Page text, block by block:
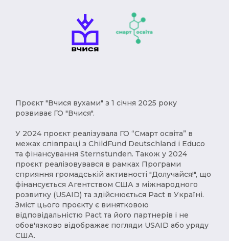
Проєкт "Вчися вухами" з 1 січня 2025 року
розвиває ГО "Вчися".
У 2024 проєкт реалізувала ГО “Смарт освіта” в
межах співпраці з ChildFund Deutschland і Educo
та фінансування Sternstunden. Також у 2024
проєкт реалізовувався в рамках Програми
сприяння громадській активності "Долучайся!", що
фінансується Агентством США з міжнародного
розвитку (USAID) та здійснюється Pact в Україні.
Зміст цього проєкту є винятковою
відповідальністю Pact та його партнерів і не
обов'язково відображає погляди USAID або уряду
США.